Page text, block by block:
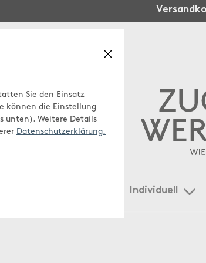
Sie den Einsatz
können die Einstellung
unten). Weitere Details
Datenschutzerklärung.
Individuell